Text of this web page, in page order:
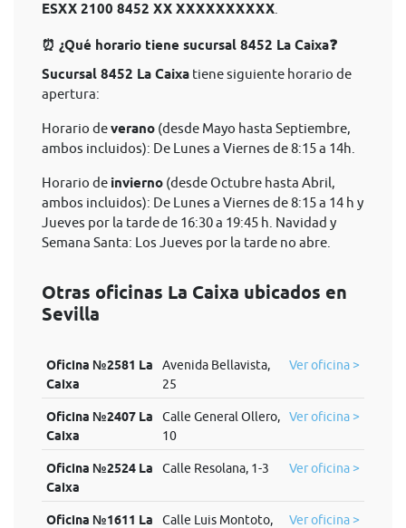
ESXX 2100 8452 XX XXXXXXXXXX
⏰ ¿Qué horario tiene sucursal 8452 La Caixa❓
Sucursal 8452 La Caixa tiene siguiente horario de
apertura:
Horario deverano (desde Mayo hasta Septiembre,
ambos incluidos): De Lunes a Viernes de 8:15 a 14h.
Horario de invierno (desde Octubre hasta Abril,
ambos incluidos): De Lunes a Viernes de 8:15 a 14 h y
Jueves por la tarde de 16:30 a 19:45 h. Navidad y
Semana Santa: Los Jueves por la tarde no abre.
Otras oficinas La Caixa ubicados en
Sevilla
Oficina №2581 La
Caixa
Avenida Bellavista,
25
Ver oficina >
Oficina №2407 La
Caixa
Calle General Ollero,
10
Ver oficina >
Oficina №2524 La
Caixa
Calle Resolana, 1-3 Ver oficina >
Oficina №1611 La
Calle Luis Montoto,
Ver oficina >